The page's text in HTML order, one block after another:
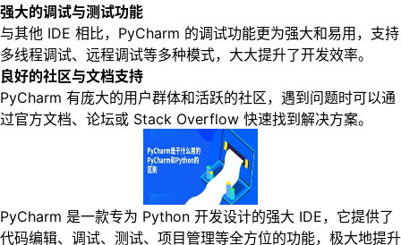
强大的调试与测试功能
与其他 IDE 相比，PyCharm 的调试功能更为强大和易用，支持
多线程调试、远程调试等多种模式，大大提升了开发效率。
良好的社区与文档支持
PyCharm 有庞大的用户群体和活跃的社区，遇到问题时可以通
过官方文档、论坛或 Stack Overflow 快速找到解决方案。
PyCharm 是一款专为 Python 开发设计的强大 IDE，它提供了
代码编辑、调试、测试、项目管理等全方位的功能，极大地提升